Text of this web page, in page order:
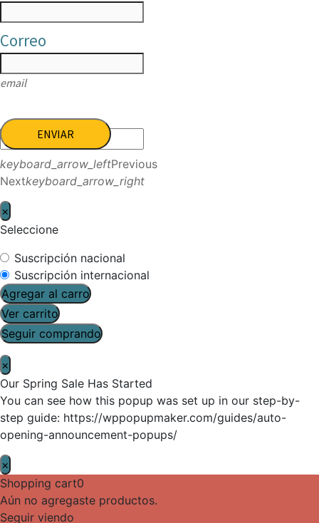
Correo
email
ENVIAR
keyboard_arrow_leftPrevious
Nextkeyboard_arrow_right
×
Seleccione
Suscripción nacional
Suscripción internacional
Agregar al carro
Ver carrito
Seguir comprando
×
Our Spring Sale Has Started
You can see how this popup was set up in our step-by-
step guide: https://wppopupmaker.com/guides/auto-
opening-announcement-popups/
×
Shopping cart0
Aún no agregaste productos.
Seguir viendo